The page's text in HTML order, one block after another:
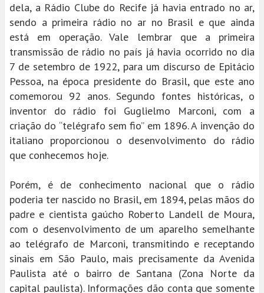
dela, a Rádio Clube do Recife já havia entrado no ar,
sendo a primeira rádio no ar no Brasil e que ainda
está em operação. Vale lembrar que a primeira
transmissão de rádio no país já havia ocorrido no dia
7 de setembro de 1922, para um discurso de Epitácio
Pessoa, na época presidente do Brasil, que este ano
comemorou 92 anos. Segundo fontes históricas, o
inventor do rádio foi Guglielmo Marconi, com a
criação do “telégrafo sem fio” em 1896. A invenção do
italiano proporcionou o desenvolvimento do rádio
que conhecemos hoje.
Porém, é de conhecimento nacional que o rádio
poderia ter nascido no Brasil, em 1894, pelas mãos do
padre e cientista gaúcho Roberto Landell de Moura,
com o desenvolvimento de um aparelho semelhante
ao telégrafo de Marconi, transmitindo e receptando
sinais em São Paulo, mais precisamente da Avenida
Paulista até o bairro de Santana (Zona Norte da
capital paulista). Informações dão conta que somente